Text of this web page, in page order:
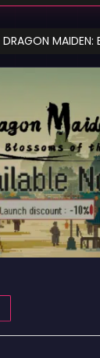
DRAGON MAIDEN: